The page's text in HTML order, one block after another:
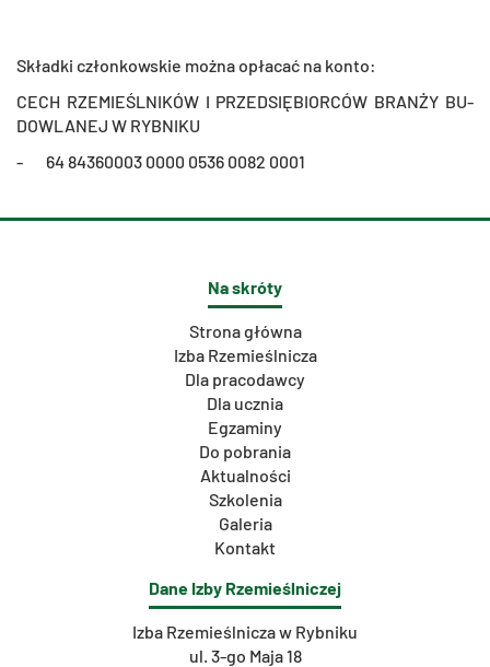
Skład­ki człon­kow­skie można opła­cać na konto:
CECH RZE­MIEŚL­NI­KÓW I PRZED­SIĘ­BIOR­CÓW BRAN­ŻY BU­
DOW­LA­NEJ W RYB­NI­KU
- 64 84360003 0000 0536 0082 0001
Na skróty
Strona główna
Izba Rzemieślnicza
Dla pracodawcy
Dla ucznia
Egzaminy
Do pobrania
Aktualności
Szkolenia
Galeria
Kontakt
Dane Izby Rzemieślniczej
Izba Rzemieślnicza w Rybniku
ul. 3-go Maja 18